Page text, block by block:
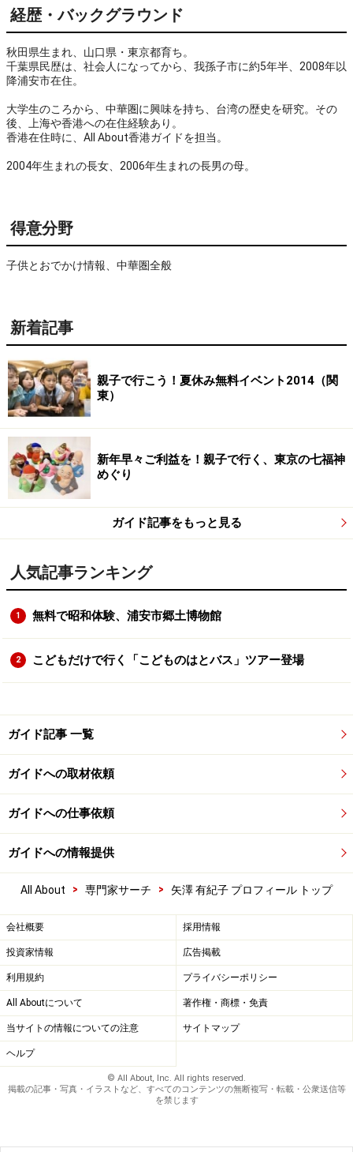
経歴・バックグラウンド
秋田県生まれ、山口県・東京都育ち。
千葉県民歴は、社会人になってから、我孫子市に約5年半、2008年以
降浦安市在住。
大学生のころから、中華圏に興味を持ち、台湾の歴史を研究。その
後、上海や香港への在住経験あり。
香港在住時に、All About香港ガイドを担当。
2004年生まれの長女、2006年生まれの長男の母。
得意分野
子供とおでかけ情報、中華圏全般
新着記事
親子で行こう！夏休み無料イベント2014（関
東）
新年早々ご利益を！親子で行く、東京の七福神
めぐり
ガイド記事をもっと見る
人気記事ランキング
1 無料で昭和体験、浦安市郷土博物館
2 こどもだけで行く「こどものはとバス」ツアー登場
ガイド記事 一覧
ガイドへの取材依頼
ガイドへの仕事依頼
ガイドへの情報提供
All About > 専門家サーチ > 矢澤 有紀子 プロフィール トップ
会社概要 採用情報
投資家情報 広告掲載
利用規約 プライバシーポリシー
All Aboutについて 著作権・商標・免責
当サイトの情報についての注意 サイトマップ
ヘルプ
© All About, Inc. All rights reserved.
掲載の記事・写真・イラストなど、すべてのコンテンツの無断複写・転載・公衆送信等
を禁じます